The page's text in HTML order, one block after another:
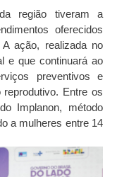
região tiveram a
oferecidos
ação, realizada no
e que continuará ao
preventivos e
reprodutivo. Entre os
Implanon, método
a mulheres entre 14